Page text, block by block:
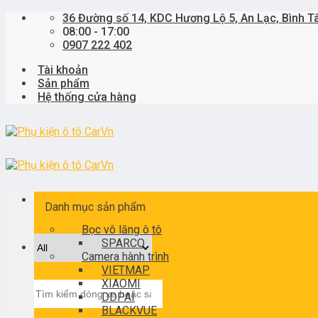
Skip
36 Đường số 14, KDC Hương Lộ 5, An Lạc, Bình
08:00 - 17:00
0907 222 402
Tài khoản
Sản phẩm
Hệ thống cửa hàng
kiếm:
Danh mục sản phẩm
Bọc vô lăng ô tô
SPARCO
Camera hành trình
VIETMAP
XIAOMI
DDPAI
BLACKVUE